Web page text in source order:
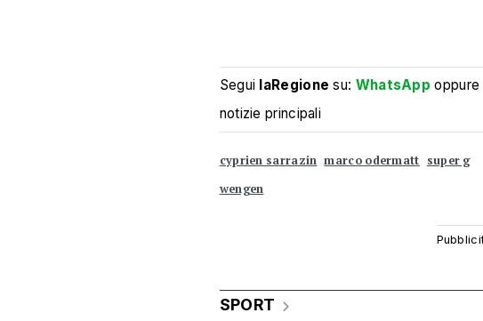
Segui laRegione su: WhatsApp oppure
notizie principali
cyprien sarrazin marco odermatt super g
wengen
SPORT